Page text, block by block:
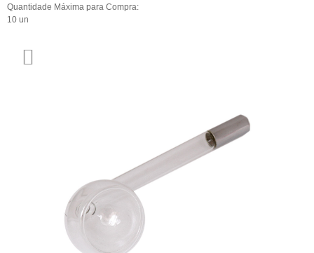
Quantidade Máxima para Compra:
10 un